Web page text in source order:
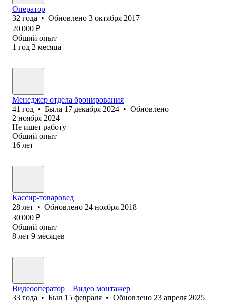
Оператор
32 года • Обновлено 3 октября 2017
20 000 ₽
Общий опыт
1 год 2 месяца
Менеджер отдела бронирования
41 год • Была 17 декабря 2024 • Обновлено
2 ноября 2024
Не ищет работу
Общий опыт
16 лет
Кассир-товаровед
28 лет • Обновлено 24 ноября 2018
30 000 ₽
Общий опыт
8 лет 9 месяцев
Видеооператор _ Видео монтажер
33 года • Был 15 февраля • Обновлено 23 апреля 2025